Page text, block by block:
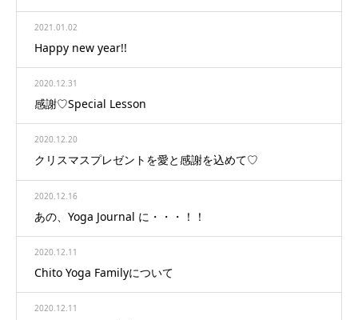
2021.01.02
Happy new year!!
2020.12.31
感謝♡Special Lesson
2020.12.20
クリスマスプレゼントを愛と感謝を込めて♡
2020.12.16
あの、Yoga Journal に・・・！！
2020.12.11
Chito Yoga Familyについて
2020.12.11